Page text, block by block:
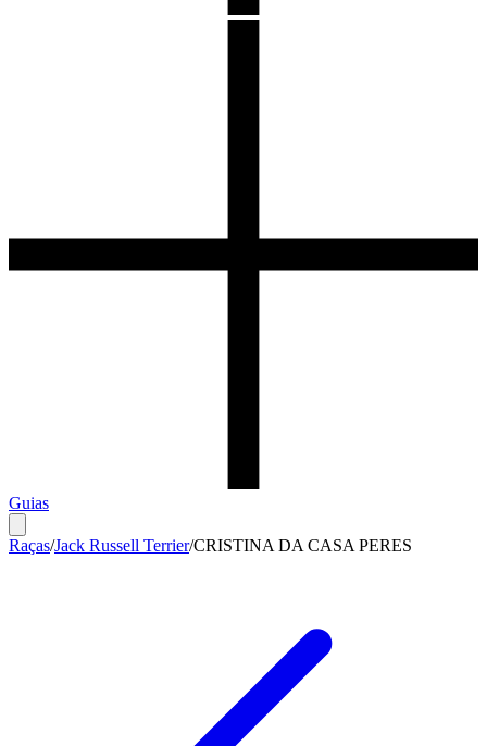
Guias
Raças/Jack Russell Terrier/CRISTINA DA CASA PERES